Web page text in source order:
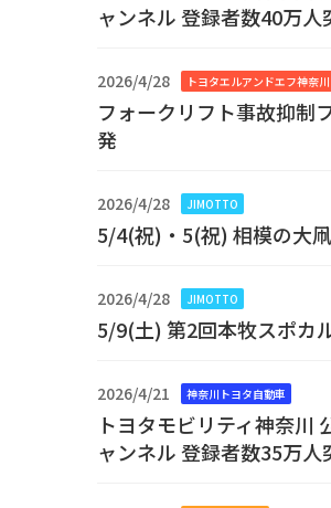
ャンネル 登録者数40万人
2026/4/28 トヨタエルアンドエフ神奈川
フォークリフト事故抑制
発
2026/4/28 JIMOTTO
5/4(祝)・5(祝) 相模の大
2026/4/28 JIMOTTO
5/9(土) 第2回本牧スポカ
2026/4/21 神奈川トヨタ自動車
トヨタモビリティ神奈川
ャンネル 登録者数35万人